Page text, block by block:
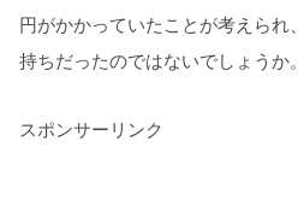
円がかかっていたことが考えられ
持ちだったのではないでしょうか。
スポンサーリンク